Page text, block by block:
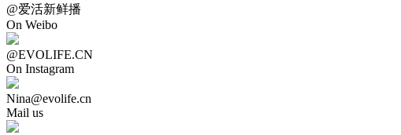
@爱活新鲜播
On Weibo
@EVOLIFE.CN
On Instagram
Nina@evolife.cn
Mail us